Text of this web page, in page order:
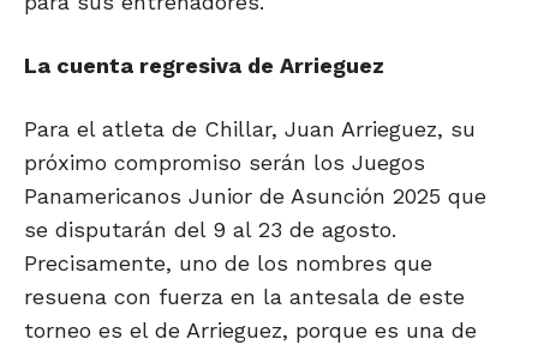
La cuenta regresiva de Arrieguez
Para el atleta de Chillar, Juan Arrieguez, su
próximo compromiso serán los Juegos
Panamericanos Junior de Asunción 2025 que
se disputarán del 9 al 23 de agosto.
Precisamente, uno de los nombres que
resuena con fuerza en la antesala de este
torneo es el de Arrieguez, porque es una de